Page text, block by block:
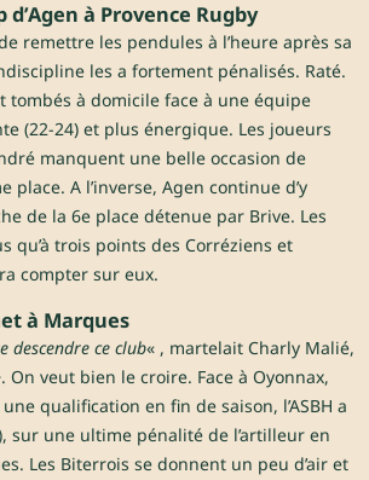
d’Agen à Provence Rugby
remettre les pendules à l’heure après sa
les a fortement pénalisés. Raté.
tombés à domicile face à une équipe
(22-24) et plus énergique. Les joueurs
manquent une belle occasion de
place. A l’inverse, Agen continue d’y
de la 6e place détenue par Brive. Les
qu’à trois points des Corréziens et
compter sur eux.
à Marques
descendre ce club« , martelait Charly Malié,
. On veut bien le croire. Face à Oyonnax,
qualification en fin de saison, l’ASBH a
sur une ultime pénalité de l’artilleur en
Les Biterrois se donnent un peu d’air et